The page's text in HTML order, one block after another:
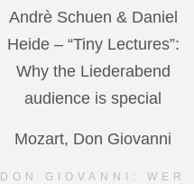
Andrè Schuen & Daniel
Heide – “Tiny Lectures”:
Why the Liederabend
audience is special
Mozart, Don Giovanni
DON GIOVANNI: WER